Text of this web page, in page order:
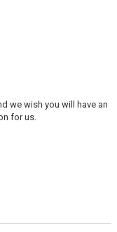
we wish you will have an
for us.